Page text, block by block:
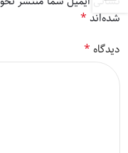
شده‌اند*
دیدگاه*